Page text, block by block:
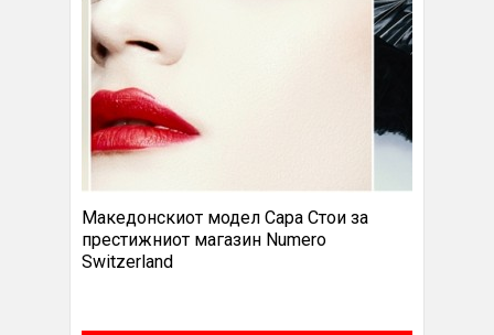
Македонскиот модел Сара Стои за
престижниот магазин Numero
Switzerland